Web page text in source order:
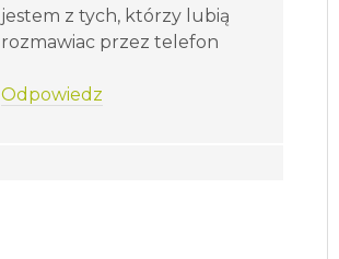
jestem z tych, którzy lubią
rozmawiac przez telefon
Odpowiedz